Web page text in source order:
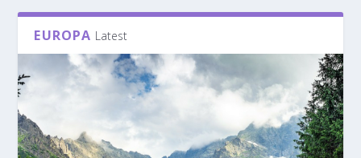
EUROPA Latest